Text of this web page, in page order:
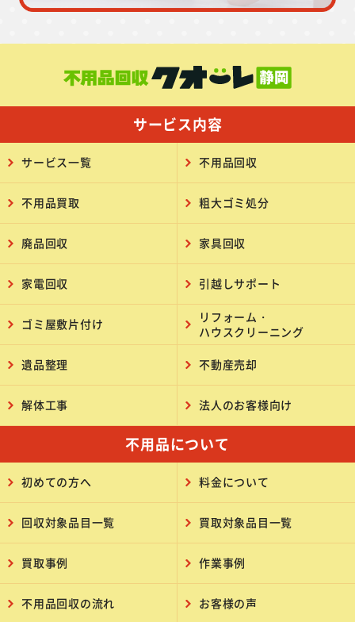
サービス内容
サービス一覧 不用品回収
不用品買取 粗大ゴミ処分
廃品回収 家具回収
家電回収 引越しサポート
ゴミ屋敷片付け
リフォーム・
ハウスクリーニング
遺品整理 不動産売却
解体工事 法人のお客様向け
不用品について
初めての方へ 料金について
回収対象品目一覧 買取対象品目一覧
買取事例 作業事例
不用品回収の流れ お客様の声